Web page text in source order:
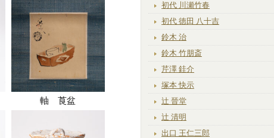
軸 莨盆
初代 川瀬竹春
初代 徳田 八十吉
鈴木 治
鈴木 竹朋斎
芹澤 銈介
塚本 快示
辻 晉堂
辻 清明
出口 王仁三郎